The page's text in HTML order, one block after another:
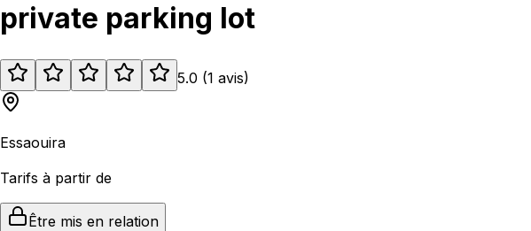
private parking lot
5.0 (1 avis)
Essaouira
Tarifs à partir de
Être mis en relation